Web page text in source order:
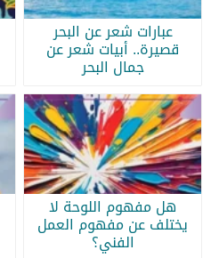
عبارات شعر عن البحر
قصيرة.. أبيات شعر عن
جمال البحر
هل مفهوم اللوحة لا
يختلف عن مفهوم العمل
الفني؟